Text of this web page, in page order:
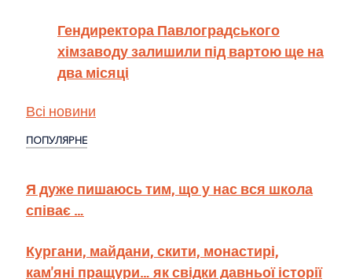
Гендиректора Павлоградського
хімзаводу залишили під вартою ще на
два місяці
Всі новини
ПОПУЛЯРНЕ
Я дуже пишаюсь тим, що у нас вся школа
співає …
Кургани, майдани, скити, монастирі,
кам'яні пращури… як свідки давньої історії